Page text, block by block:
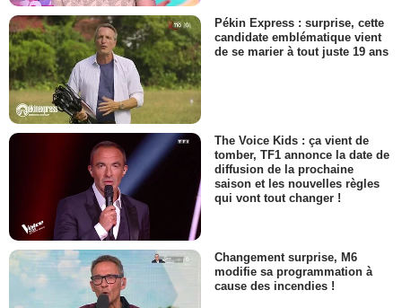
Pékin Express : surprise, cette
candidate emblématique vient
de se marier à tout juste 19 ans
The Voice Kids : ça vient de
tomber, TF1 annonce la date de
diffusion de la prochaine
saison et les nouvelles règles
qui vont tout changer !
Changement surprise, M6
modifie sa programmation à
cause des incendies !